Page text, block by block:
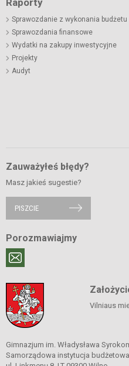
Sprawozdanie z wykonania budżetu
Sprawozdania finansowe
Wydatki na zakupy inwestycyjne
Projekty
Audyt
Zauważyłeś błędy?
Masz jakieś sugestie?
PISZCIE
Porozmawiajmy
Vilniaus
Gimnazjum im. Władysława
Samorządowa instytucja budżetowa